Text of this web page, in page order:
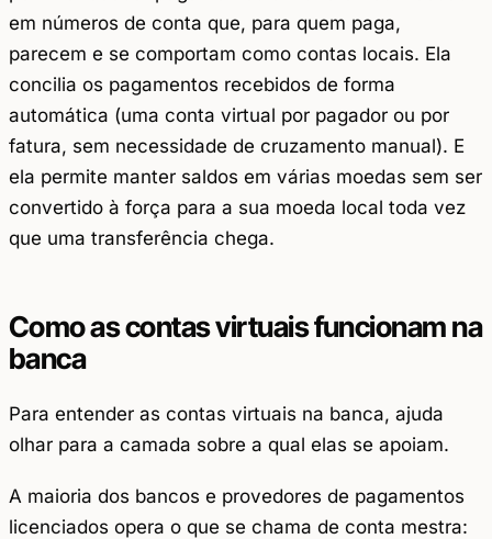
em números de conta que, para quem paga,
parecem e se comportam como contas locais. Ela
concilia os pagamentos recebidos de forma
automática (uma conta virtual por pagador ou por
fatura, sem necessidade de cruzamento manual). E
ela permite manter saldos em várias moedas sem ser
convertido à força para a sua moeda local toda vez
que uma transferência chega.
Como as contas virtuais funcionam na
banca
Para entender as contas virtuais na banca, ajuda
olhar para a camada sobre a qual elas se apoiam.
A maioria dos bancos e provedores de pagamentos
licenciados opera o que se chama de conta mestra: